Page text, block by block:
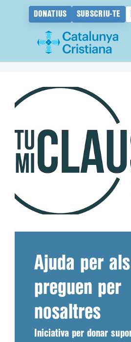
DONATIUS SUBSCRIU-TE
Ajuda per
preguen per
nosaltres
Iniciativa per donar